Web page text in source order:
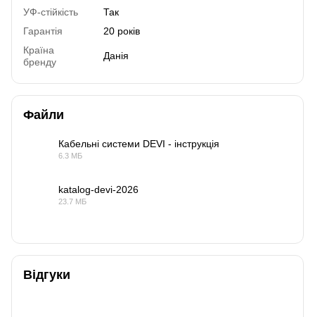
УФ-стійкість
Так
Гарантія
20 років
Країна
бренду
Данія
Файли
Кабельні системи DEVI - інструкція
6.3 МБ
katalog-devi-2026
23.7 МБ
Відгуки